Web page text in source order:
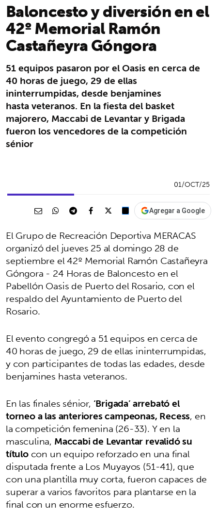
Baloncesto y diversión en el
42º Memorial Ramón
Castañeyra Góngora
51 equipos pasaron por el Oasis en cerca de
40 horas de juego, 29 de ellas
ininterrumpidas, desde benjamines
hasta veteranos. En la fiesta del basket
majorero, Maccabi de Levantar y Brigada
fueron los vencedores de la competición
sénior
01/OCT/25
Agregar a Google
El Grupo de Recreación Deportiva MERACAS
organizó del jueves 25 al domingo 28 de
septiembre el 42º Memorial Ramón Castañeyra
Góngora - 24 Horas de Baloncesto en el
Pabellón Oasis de Puerto del Rosario, con el
respaldo del Ayuntamiento de Puerto del
Rosario.
El evento congregó a 51 equipos en cerca de
40 horas de juego, 29 de ellas ininterrumpidas,
y con participantes de todas las edades, desde
benjamines hasta veteranos.
En las finales sénior, ‘Brigada’ arrebató el
torneo a las anteriores campeonas, Recess, en
la competición femenina (26-33). Y en la
masculina, Maccabi de Levantar revalidó su
títulocon un equipo reforzado en una final
disputada frente a Los Muyayos (51-41), que
con una plantilla muy corta, fueron capaces de
superar a varios favoritos para plantarse en la
final con un enorme esfuerzo.